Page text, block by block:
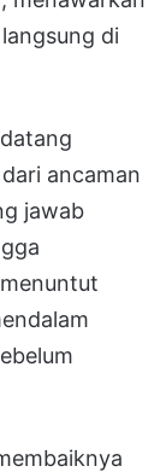
di
ancaman
jawab